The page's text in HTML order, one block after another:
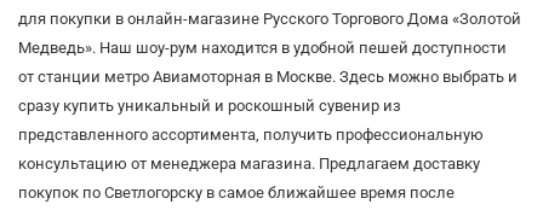
для покупки в онлайн-магазине Русского Торгового Дома «Золотой
Медведь». Наш шоу-рум находится в удобной пешей доступности
от станции метро Авиамоторная в Москве. Здесь можно выбрать и
сразу купить уникальный и роскошный сувенир из
представленного ассортимента, получить профессиональную
консультацию от менеджера магазина. Предлагаем доставку
покупок по Светлогорску в самое ближайшее время после